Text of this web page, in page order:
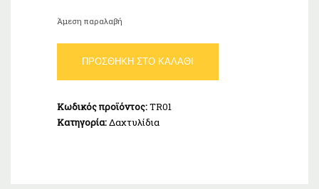
Άμεση παραλαβή
Χρυσό
Κ14
ΠΡΟΣΘΉΚΗ ΣΤΟ ΚΑΛΆΘΙ
Κωδικός προϊόντος:TR01
Κατηγορία:Δαχτυλίδια